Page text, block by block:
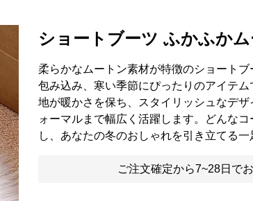
ショートブーツ ふかふか
柔らかなムートン素材が特徴のショートブ
包み込み、寒い季節にぴったりのアイテ
地が暖かさを保ち、スタイリッシュなデ
ォーマルまで幅広く活躍します。どんな
し、あなたの冬のおしゃれを引き立てる一
ご注文確定から7~28日で